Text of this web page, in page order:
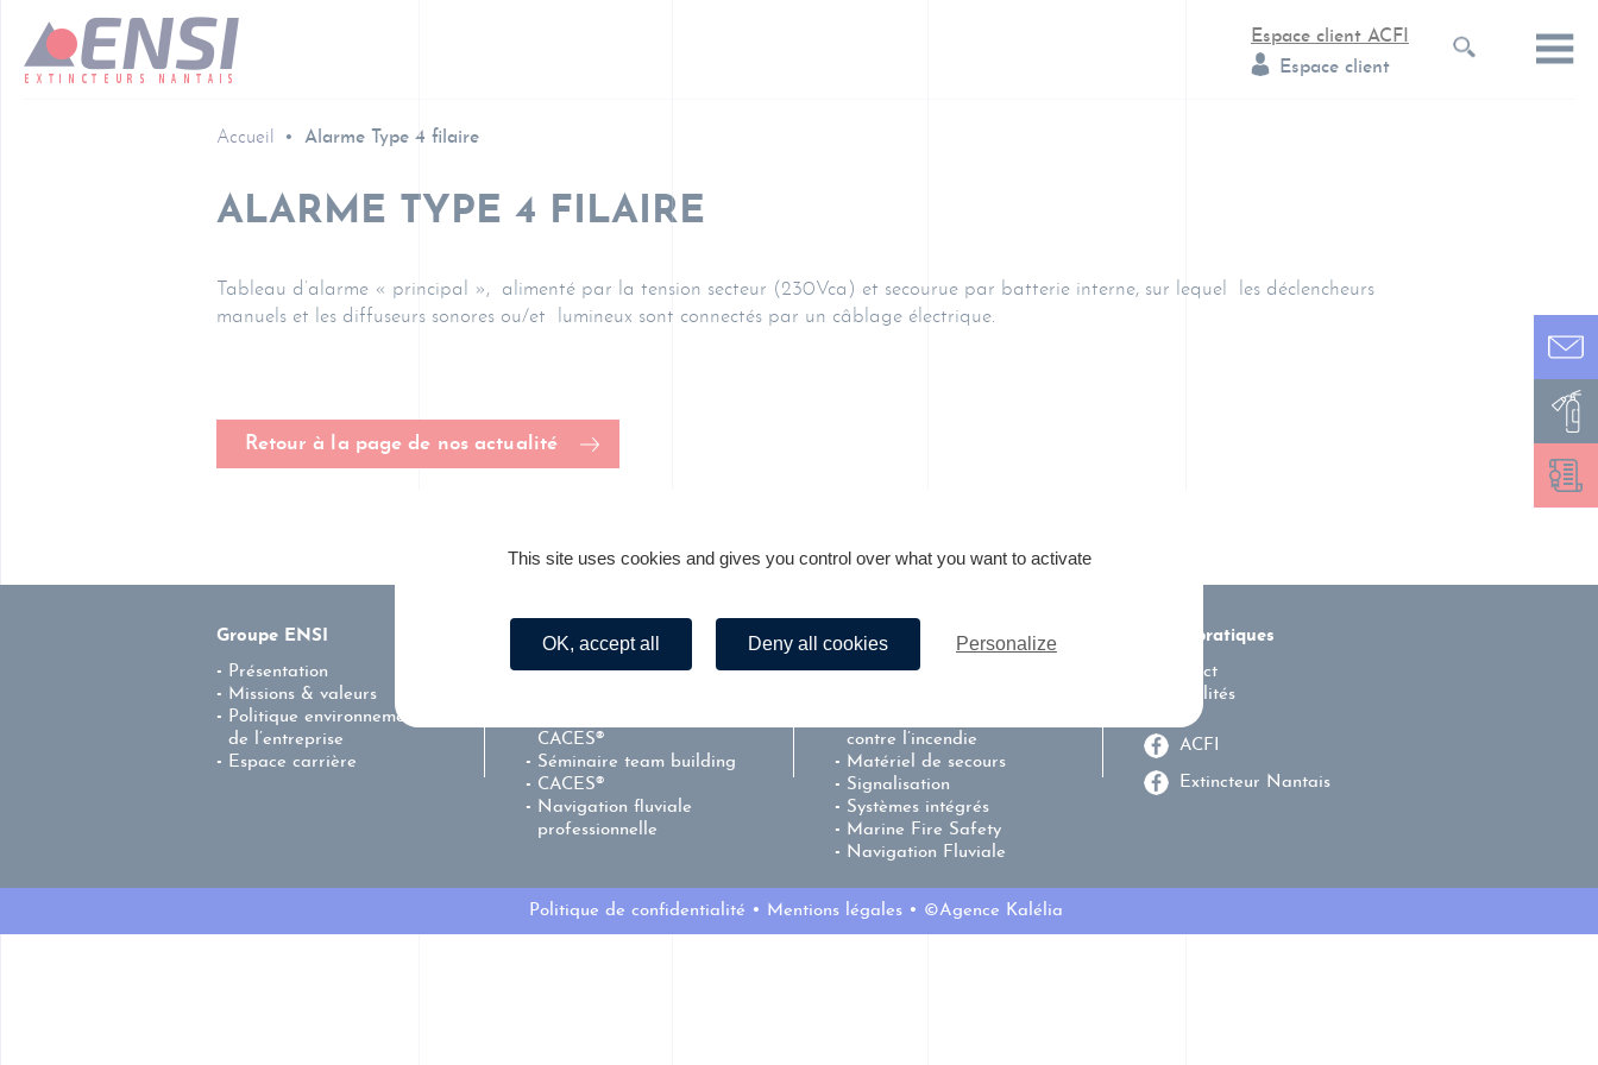
Espace client ACFI
Espace client
Accueil Alarme Type 4 filaire
ALARME TYPE 4 FILAIRE
Tableau d’alarme « principal », alimenté par la tension secteur (230Vca) et secourue par batterie interne, sur lequel les déclencheurs
manuels et les diffuseurs sonores ou/et lumineux sont connectés par un câblage électrique.
Retour à la page de nos actualité
Groupe ENSI
Présentation
Missions & valeurs
Politique environnementale
de l’entreprise
Espace carrière
Nos formations
Secourisme
CACES®
Séminaire team building
CACES®
Navigation fluviale
professionnelle
Sécurité & incendie
Equipement de protection
contre l’incendie
Matériel de secours
Signalisation
Systèmes intégrés
Marine Fire Safety
Navigation Fluviale
Liens pratiques
Contact
Actualités
ACFI
Extincteur Nantais
Politique de confidentialité Mentions légales ©Agence Kalélia
This site uses cookies and gives you control over what you want to activate
OK, accept all Deny all cookies Personalize